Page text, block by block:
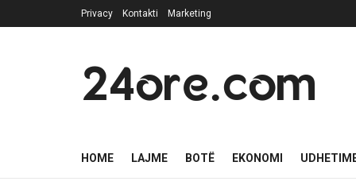
Privacy Kontakti Marketing
24ore.com
HOME LAJME BOTË EKONOMI